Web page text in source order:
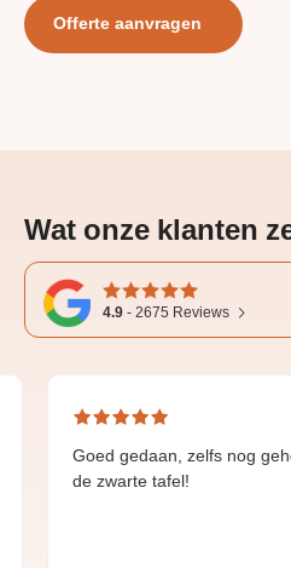
Offerte aanvragen
Wat onze klanten
4.9 - 2675 Reviews
gedaan, zelfs nog geholpen met
zwarte tafel!